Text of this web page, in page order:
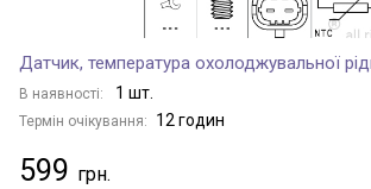
Датчик, температура охолоджувальної
В наявності: 1 шт.
Термін очікування: 12 годин
599